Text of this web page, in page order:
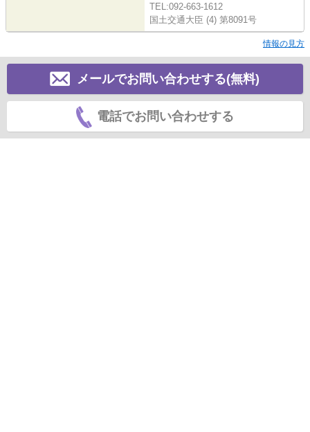
TEL:092-663-1612
国土交通大臣 (4) 第8091号
情報の見方
メールでお問い合わせする(無料)
電話でお問い合わせする